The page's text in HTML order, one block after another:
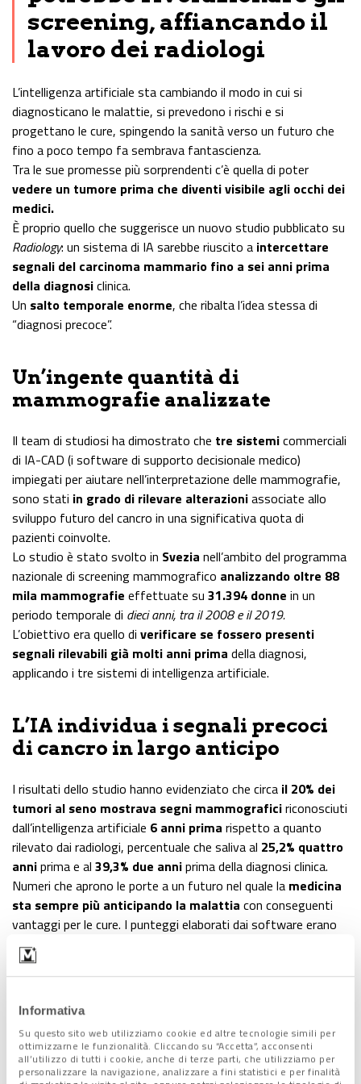
Informativa
Su questo sito web utilizziamo cookie ed altre tecnologie simili per
ottimizzarne le funzionalità. Cliccando su “Accetta”, acconsenti
all’utilizzo di tutti i cookie, anche di terze parti, che utilizziamo per
personalizzare la navigazione, analizzare a fini statistici e per finalità
screening, affiancando il
lavoro dei radiologi
L’intelligenza artificiale sta cambiando il modo in cui si
diagnosticano le malattie, si prevedono i rischi e si
progettano le cure, spingendo la sanità verso un futuro che
fino a poco tempo fa sembrava fantascienza.
Tra le sue promesse più sorprendenti c’è quella di poter
vedere un tumore prima che diventi visibile agli occhi dei
medici.
È proprio quello che suggerisce un nuovo studio pubblicato su
Radiology: un sistema di IA sarebbe riuscito a intercettare
segnali del carcinoma mammario fino a sei anni prima
della diagnosiclinica.
Un salto temporale enorme, che ribalta l’idea stessa di
“diagnosi precoce”.
Un’ingente quantità di
mammografie analizzate
Il team di studiosi ha dimostrato che tre sistemicommerciali
di IA-CAD (i software di supporto decisionale medico)
impiegati per aiutare nell’interpretazione delle mammografie,
sono stati in grado di rilevare alterazioniassociate allo
sviluppo futuro del cancro in una significativa quota di
pazienti coinvolte.
Lo studio è stato svolto in Svezia nell’ambito del programma
nazionale di screening mammografico analizzando oltre 88
mila mammografie effettuate su 31.394 donne in un
periodo temporale di dieci anni, tra il 2008 e il 2019.
L’obiettivo era quello di verificare se fossero presenti
segnali rilevabili già molti anni prima della diagnosi,
applicando i tre sistemi di intelligenza artificiale.
L’IA individua i segnali precoci
di cancro in largo anticipo
I risultati dello studio hanno evidenziato che circa il 20% dei
tumori al seno mostrava segni mammograficiriconosciuti
dall’intelligenza artificiale 6 anni prima rispetto a quanto
rilevato dai radiologi, percentuale che saliva al 25,2% quattro
anniprima e al 39,3% due anniprima della diagnosi clinica.
Numeri che aprono le porte a un futuro nel quale la medicina
sta sempre più anticipando la malattia con conseguenti
vantaggi per le cure. I punteggi elaborati dai software erano
più alti nelle donne che avrebbero poi ricevuto una diagnosi di
tumore e minori in quelle che non lo hanno sviluppato.
Prospettive future
Il monitoraggio di quanto emerso, secondo gli autori della
ricerca, apre alla possibilità che l’intelligenza artificiale